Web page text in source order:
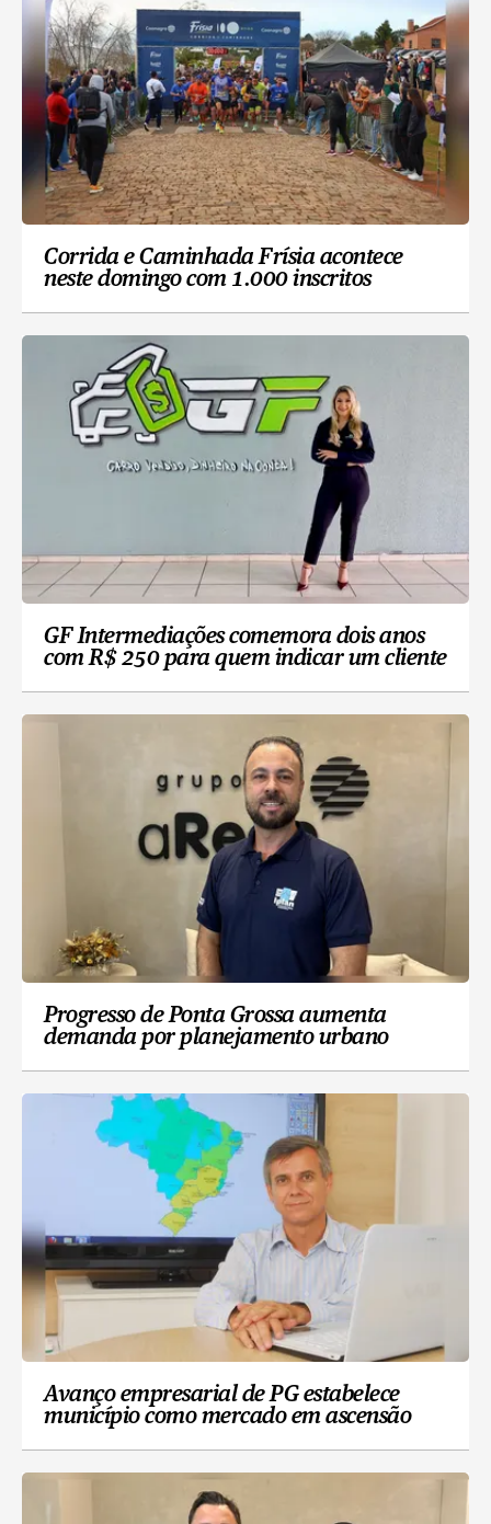
Corrida e Caminhada Frísia acontece
neste domingo com 1.000 inscritos
GF Intermediações comemora dois anos
com R$ 250 para quem indicar um cliente
Progresso de Ponta Grossa aumenta
demanda por planejamento urbano
Avanço empresarial de PG estabelece
município como mercado em ascensão